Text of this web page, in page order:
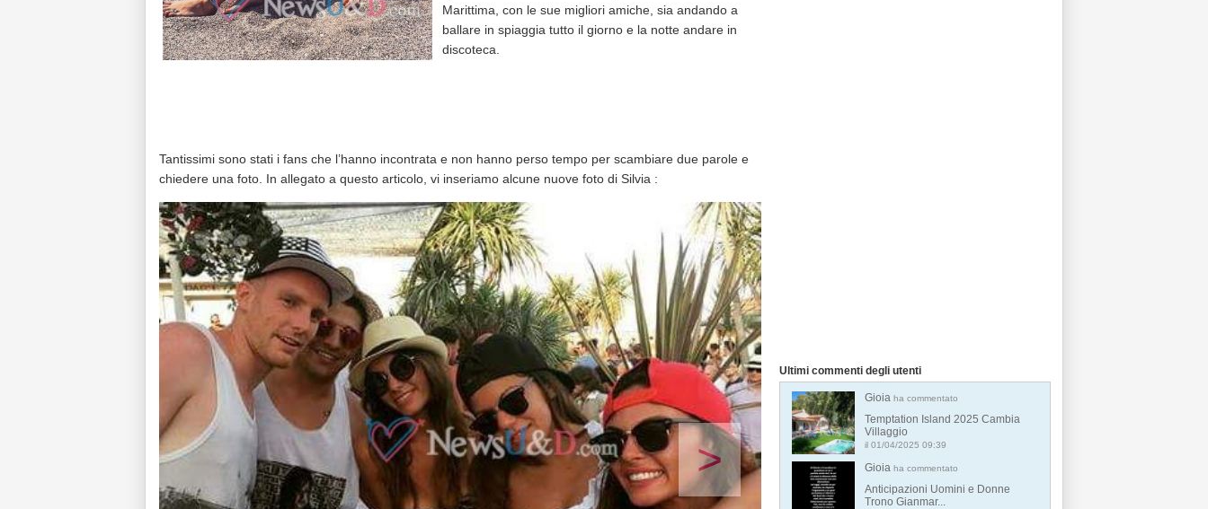
Marittima, con le sue migliori amiche, sia andando a
ballare in spiaggia tutto il giorno e la notte andare in
discoteca.
Tantissimi sono stati i fans che l’hanno incontrata e non hanno perso tempo per scambiare due parole e
chiedere una foto. In allegato a questo articolo, vi inseriamo alcune nuove foto di Silvia :
>
Ultimi commenti degli utenti
Gioia ha commentato
Temptation Island 2025 Cambia
Villaggio
il 01/04/2025 09:39
Gioia ha commentato
Anticipazioni Uomini e Donne
Trono Gianmar...